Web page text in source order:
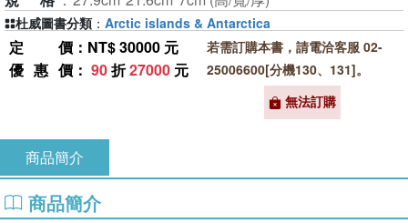
定價 ：NT$ 30000 元
優惠價 ： 90折27000 元
若需訂購本書，請電洽客服 02-
25006600[分機130、131]。
無法訂購
杜威圖書分類 ： Arctic islands & Antarctica
商品簡介
商品簡介